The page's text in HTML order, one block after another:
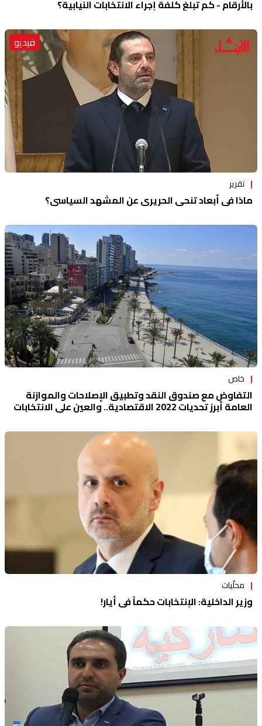
بالأرقام - كم تبلغ كلفة إجراء الانتخابات النيابية؟
فيديو
تقرير
ماذا في أبعاد تنحي الحريري عن المشهد السياسي؟
خاص
التفاوض مع صندوق النقد وتطبيق الإصلاحات والموازنة
العامة أبرز تحديات 2022 الاقتصادية.. والعين على الانتخابات
محلّيات
وزير الداخلية: الإنتخابات حكماً في أيار!